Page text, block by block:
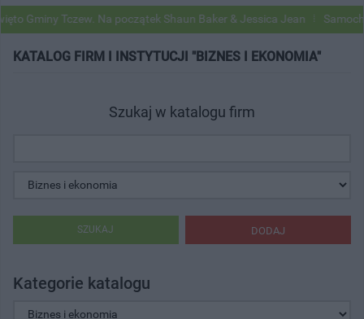
Gminy Tczew. Na początek Shaun Baker & Jessica Jean
KATALOG FIRM I INSTYTUCJI "BIZNES I EKONOMIA"
Szukaj w katalogu firm
DODAJ
SZUKAJ
Kategorie katalogu